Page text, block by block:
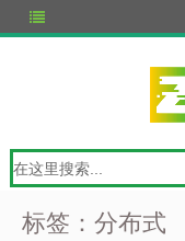
标签：分布式